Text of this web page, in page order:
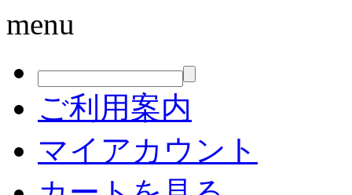
menu
ご利用案内
マイアカウント